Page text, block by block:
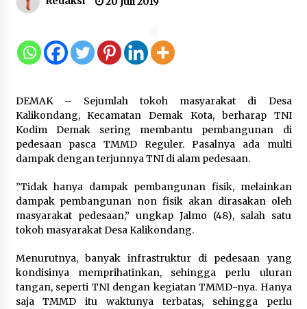
Pengelolaan , Perumdam TKR
Didesak Transparan
Sarana PAUD Diperkuat, Tangsel
Dorong Angka Partisipasi Sekolah
Terus Meningkat
7 Agustus 2026
KKM Universitas Bina Bangsa
Kelompok 83 Laksanakan
Sebagai Upaya Memperkuat
Pemasaran UMKM di Desa Cempaka
6 Agustus 2026
DEMAK – Sejumlah tokoh masyarakat di Desa
Kalikondang, Kecamatan Demak Kota, berharap TNI
Kodim Demak sering membantu pembangunan di
pedesaan pasca TMMD Reguler. Pasalnya ada multi
dampak dengan terjunnya TNI di alam pedesaan.
”Tidak hanya dampak pembangunan fisik, melainkan
dampak pembangunan non fisik akan dirasakan oleh
masyarakat pedesaan,” ungkap Jalmo (48), salah satu
tokoh masyarakat Desa Kalikondang.
Menurutnya, banyak infrastruktur di pedesaan yang
kondisinya memprihatinkan, sehingga perlu uluran
tangan, seperti TNI dengan kegiatan TMMD-nya. Hanya
saja TMMD itu waktunya terbatas, sehingga perlu